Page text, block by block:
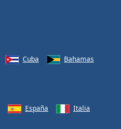
Cuba
Bahamas
España Italia